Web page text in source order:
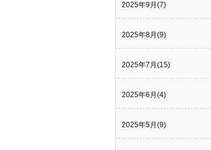
2025年9月(7)
2025年8月(9)
2025年7月(15)
2025年6月(4)
2025年5月(9)